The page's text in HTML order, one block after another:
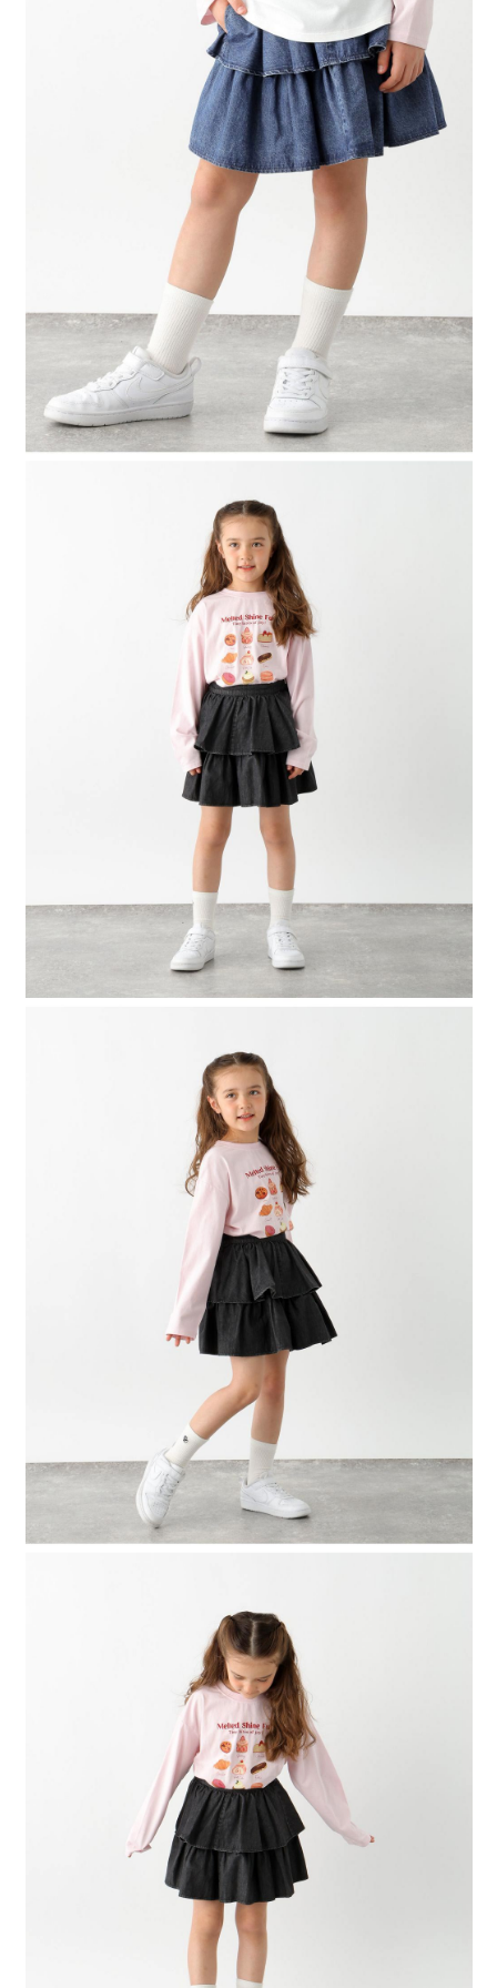
４．使用「AFTEE先享後付」時，將依據個別帳號之用戶狀況，依本公司即
時審查核予不同之上限額度；若仍有額度不足之情形，本公司將視審查結果
５．嚴禁一人註冊多個帳號或使用他人資訊註冊。若發現惡意使用之情形，
恩沛科技股份有限公司將有權停止該用戶之使用額度並採取法律行動。